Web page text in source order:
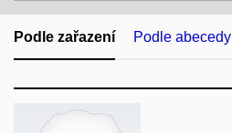
výraz
Podle zařazení Podle abecedy